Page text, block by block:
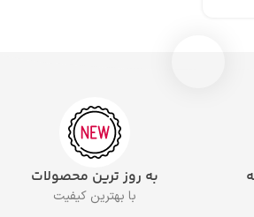
به روز ترین محصولات
با بهترین کیفیت